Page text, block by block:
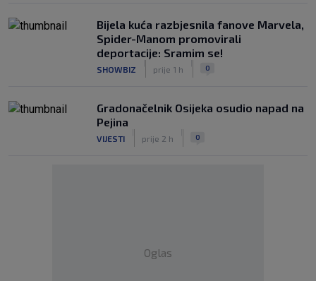
Bijela kuća razbjesnila fanove Marvela,
Spider-Manom promovirali
deportacije: Sramim se!
SHOWBIZ prije 1 h 0
Gradonačelnik Osijeka osudio napad na
Pejina
VIJESTI prije 2 h 0
Oglas